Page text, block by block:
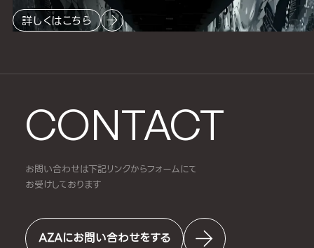
CONTACT
お問い合わせは下記リンクからフォームにて
お受けしております
AZAにお問い合わせをする
詳しくはこちら